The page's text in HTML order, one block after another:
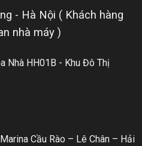
- Hà Nội ( Khách hàng
nhà máy )
Nhà HH01B - Khu Đô Thị
Cầu Rào – Lê Chân – Hải